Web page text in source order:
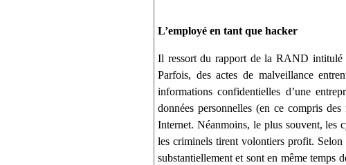
L’employé en tant que hacker
Il ressort du rapport de la RAND intitulé
Parfois, des actes de malveillance
informations confidentielles d’une
données personnelles (en ce compris
Internet. Néanmoins, le plus souvent, les
les criminels tirent volontiers profit.
substantiellement et sont en même temps